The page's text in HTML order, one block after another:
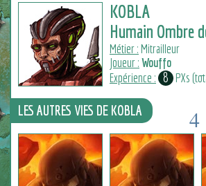
KOBLA
Humain Ombre
Métier : Mitrailleur
Joueur :Wouffo
Expérience : 8 PXs
1
4
LES AUTRES VIES DE KOBLA